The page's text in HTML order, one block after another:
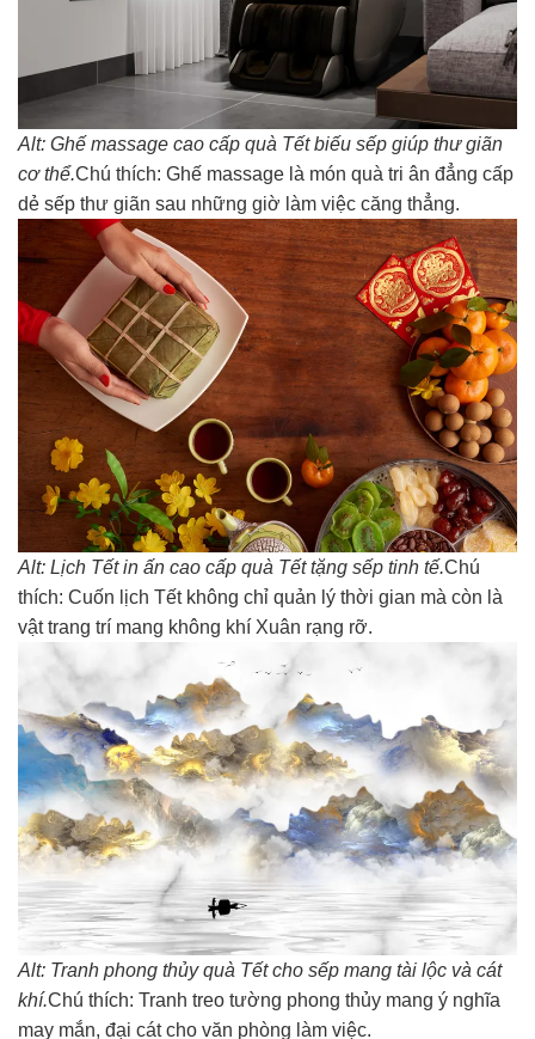
Alt: Ghế massage cao cấp quà Tết biếu sếp giúp thư giãn
cơ thể.Chú thích: Ghế massage là món quà tri ân đẳng cấp
dẻ sếp thư giãn sau những giờ làm việc căng thẳng.
Alt: Lịch Tết in ấn cao cấp quà Tết tặng sếp tinh tế.Chú
thích: Cuốn lịch Tết không chỉ quản lý thời gian mà còn là
vật trang trí mang không khí Xuân rạng rỡ.
Alt: Tranh phong thủy quà Tết cho sếp mang tài lộc và cát
khí.Chú thích: Tranh treo tường phong thủy mang ý nghĩa
may mắn, đại cát cho văn phòng làm việc.